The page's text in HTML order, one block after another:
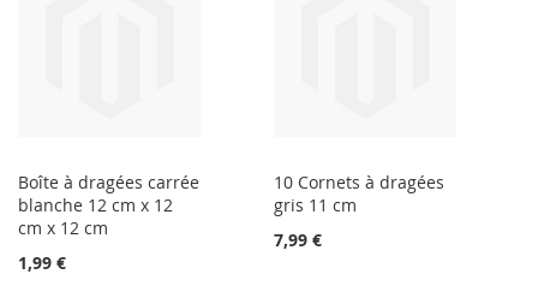
Boîte à dragées carrée
blanche 12 cm x 12
cm x 12 cm
1,99 €
10 Cornets à dragées
gris 11 cm
7,99 €